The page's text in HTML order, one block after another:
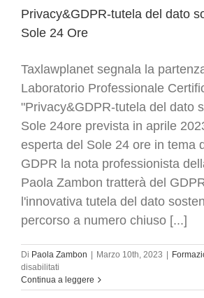
Privacy&GDPR-tutela del dato
Sole 24 Ore
Taxlawplanet segnala la
Laboratorio Professionale
"Privacy&GDPR-tutela del dato
Sole 24ore prevista in aprile
esperta del Sole 24 ore in tema
GDPR la nota professionista
Paola Zambon tratterà del
l'innovativa tutela del dato
percorso a numero chiuso [...]
Di Paola Zambon Marzo 10th, 2023
disabilitati
Privacy&GDPR-
tutela
Continua a leggere